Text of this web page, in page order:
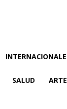
SALUD